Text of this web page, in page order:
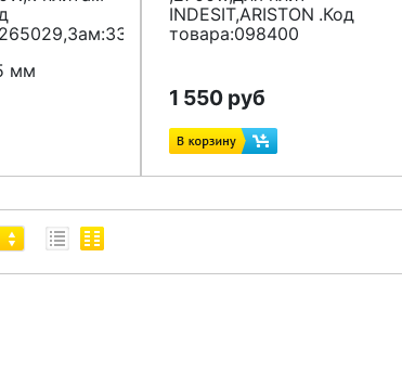
мм
INDESIT,ARISTON .Код
товара:098400
1 550 руб